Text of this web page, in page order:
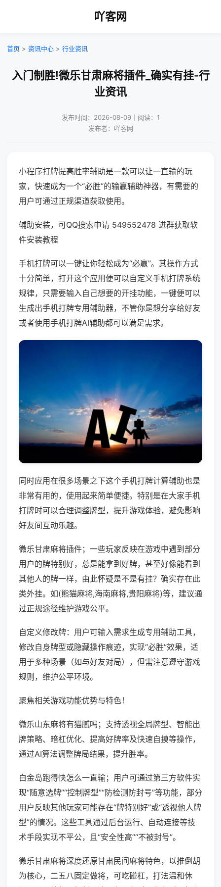
吖客网
首页 > 资讯中心 > 行业资讯
入门制胜!微乐甘肃麻将插件_确实有挂-行
业资讯
发布时间：2026-08-09｜阅读：1
发布者：吖客网
小程序打牌提高胜率辅助是一款可以让一直输的玩
家，快速成为一个“必胜”的输赢辅助神器，有需要的
用户可通过正规渠道获取使用。
辅助安装，可QQ搜索申请 549552478 进群获取软
件安装教程
手机打牌可以一键让你轻松成为“必赢”。其操作方式
十分简单，打开这个应用便可以自定义手机打牌系统
规律，只需要输入自己想要的开挂功能，一键便可以
生成出手机打牌专用辅助器，不管你是想分享给好友
或者使用手机打牌AI辅助都可以满足需求。
同时应用在很多场景之下这个手机打牌计算辅助也是
非常有用的，使用起来简单便捷。特别是在大家手机
打牌时可以合理调整牌型，提升游戏体验，避免影响
好友间互动乐趣。
微乐甘肃麻将插件；一些玩家反映在游戏中遇到部分
用户的牌特别好，总是能拿到好牌，甚至好像能看到
其他人的牌一样，由此怀疑是不是有挂？确实存在此
类外挂。如(熊猫麻将,海南麻将,贵阳麻将)等，建议通
过正规途径维护游戏公平。
自定义修改牌：用户可输入需求生成专用辅助工具，
修改自身牌型或隐藏操作痕迹，实现“必胜”效果，适
用于多种场景（如与好友对局），但需注意遵守游戏
规则，维护公平环境。
聚焦相关游戏功能优势与特色！
微乐山东麻将有猫腻吗；支持透视全局牌型、智能出
牌策略、暗杠优化、提高好牌率及快速自摸等操作，
通过AI算法调整牌局结果，提升胜率。
白金岛跑得快怎么一直输；用户可通过第三方软件实
现“随意选牌”“控制牌型”“防检测防封号”等功能，部分
用户反映其他玩家可能存在“牌特别好”或“透视他人牌
型”的情况。这些工具通过后台运行、自动连接等技
术手段实现不平公，且“安全性高”“不被封号”。
微乐甘肃麻将深度还原甘肃民间麻将特色，以推倒胡
为核心，二五八固定做将，可吃碰杠，打法温和休